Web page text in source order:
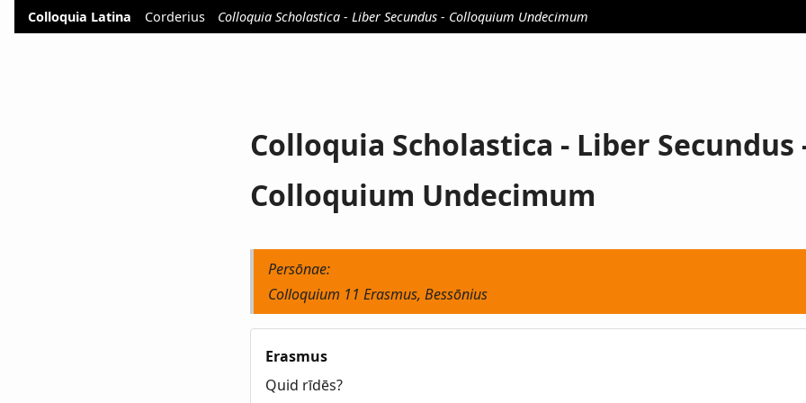
Colloquia Latina Corderius Colloquia Scholastica - Liber Secundus - Colloquium Undecimum
Colloquia Scholastica - Liber Secundus
Colloquium Undecimum
Persōnae:
Colloquium 11 Erasmus, Bessōnius
Erasmus
Quid rīdēs?